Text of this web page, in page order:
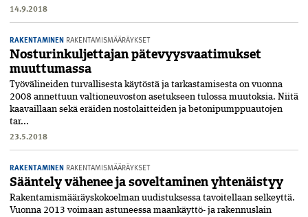
14.9.2018
RAKENTAMINEN RAKENTAMISMÄÄRÄYKSET
Nosturinkuljettajan pätevyysvaatimukset
muuttumassa
Työvälineiden turvallisesta käytöstä ja tarkastamisesta on vuonna
2008 annettuun valtioneuvoston asetukseen tulossa muutoksia. Niitä
kaavaillaan sekä eräiden nostolaitteiden ja betonipumppuautojen
tar...
23.5.2018
RAKENTAMINEN RAKENTAMISMÄÄRÄYKSET
Sääntely vähenee ja soveltaminen yhtenäistyy
Rakentamismääräyskokoelman uudistuksessa tavoitellaan selkeyttä.
Vuonna 2013 voimaan astuneessa maankäyttö- ja rakennuslain